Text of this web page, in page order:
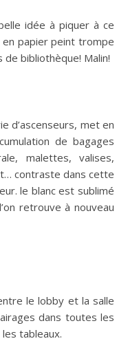
idée à piquer à ce
papier peint trompe
de bibliothèque! Malin!
d’ascenseurs, met en
de bagages
malettes, valises,
contraste dans cette
le blanc est sublimé
retrouve à nouveau
le lobby et la salle
dans toutes les
tableaux.